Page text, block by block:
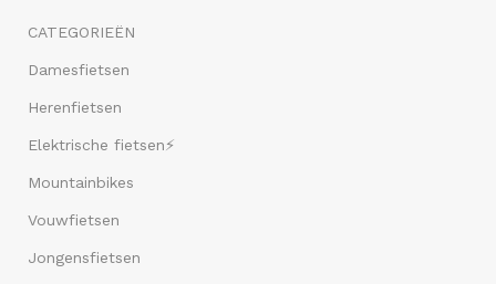
CATEGORIEËN
Damesfietsen
Herenfietsen
Elektrische fietsen⚡
Mountainbikes
Vouwfietsen
Jongensfietsen